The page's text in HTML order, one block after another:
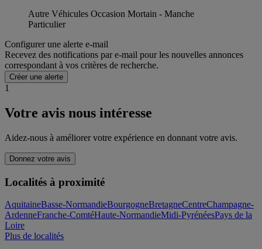
Autre Véhicules Occasion Mortain - Manche
Particulier
Configurer une alerte e-mail
Recevez des notifications par e-mail pour les nouvelles annonces
correspondant à vos critères de recherche.
Créer une alerte
1
Votre avis nous intéresse
Aidez-nous à améliorer votre expérience en donnant votre avis.
Donnez votre avis
Localités à proximité
AquitaineBasse-NormandieBourgogneBretagneCentreChampagne-
ArdenneFranche-ComtéHaute-NormandieMidi-PyrénéesPays de la
Loire
Plus de localités